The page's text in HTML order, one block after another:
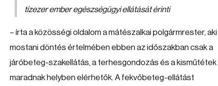
tízezer ember egészségügyi ellátását érinti
– írta a közösségi oldalom a mátészalkai polgármrester,
mostani döntés értelmében ebben az időszakban csak a
járóbeteg-szakellátás, a terhesgondozás és a kisműtétek
maradnak helyben elérhetők. A fekvőbeteg-ellátást